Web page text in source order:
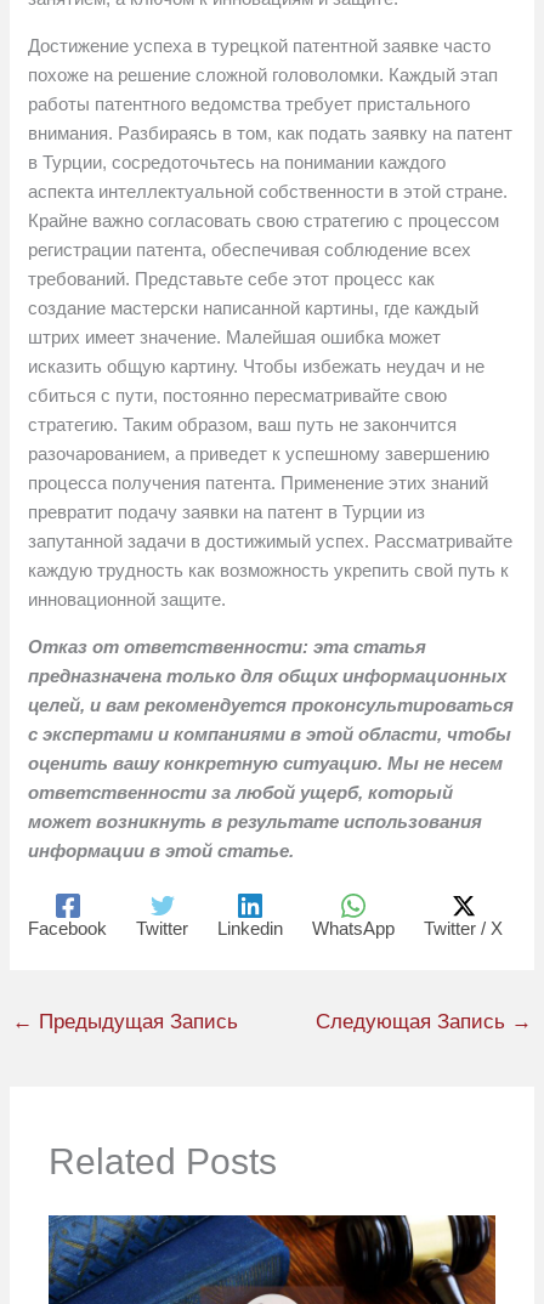
Достижение успеха в турецкой патентной заявке часто
похоже на решение сложной головоломки. Каждый этап
работы патентного ведомства требует пристального
внимания. Разбираясь в том, как подать заявку на патент
в Турции, сосредоточьтесь на понимании каждого
аспекта интеллектуальной собственности в этой стране.
Крайне важно согласовать свою стратегию с процессом
регистрации патента, обеспечивая соблюдение всех
требований. Представьте себе этот процесс как
создание мастерски написанной картины, где каждый
штрих имеет значение. Малейшая ошибка может
исказить общую картину. Чтобы избежать неудач и не
сбиться с пути, постоянно пересматривайте свою
стратегию. Таким образом, ваш путь не закончится
разочарованием, а приведет к успешному завершению
процесса получения патента. Применение этих знаний
превратит подачу заявки на патент в Турции из
запутанной задачи в достижимый успех. Рассматривайте
каждую трудность как возможность укрепить свой путь к
инновационной защите.
Отказ от ответственности: эта статья
предназначена только для общих информационных
целей, и вам рекомендуется проконсультироваться
с экспертами и компаниями в этой области, чтобы
оценить вашу конкретную ситуацию. Мы не несем
ответственности за любой ущерб, который
может возникнуть в результате использования
информации в этой статье.
Facebook Twitter Linkedin WhatsApp Twitter / X
← Предыдущая Запись Следующая Запись →
Related Posts